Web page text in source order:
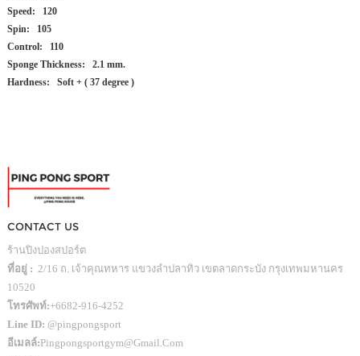
Speed: 120
Spin: 105
Control:
110
Sponge Thickness:
2.1 mm.
Hardness: Soft + ( 37 degree )
CONTACT US
ร้านปิงปองสปอร์ต
ที่อยู่ : 2/16 ถ. เจ้าคุณทหาร แขวงลำปลาทิว เขตลาดกระบัง กรุงเทพมหานคร
10520
โทรศัพท์:+6682-916-4252
Line ID: @pingpongsport
อีเมลล์:Pingpongsportgym@gmail.com